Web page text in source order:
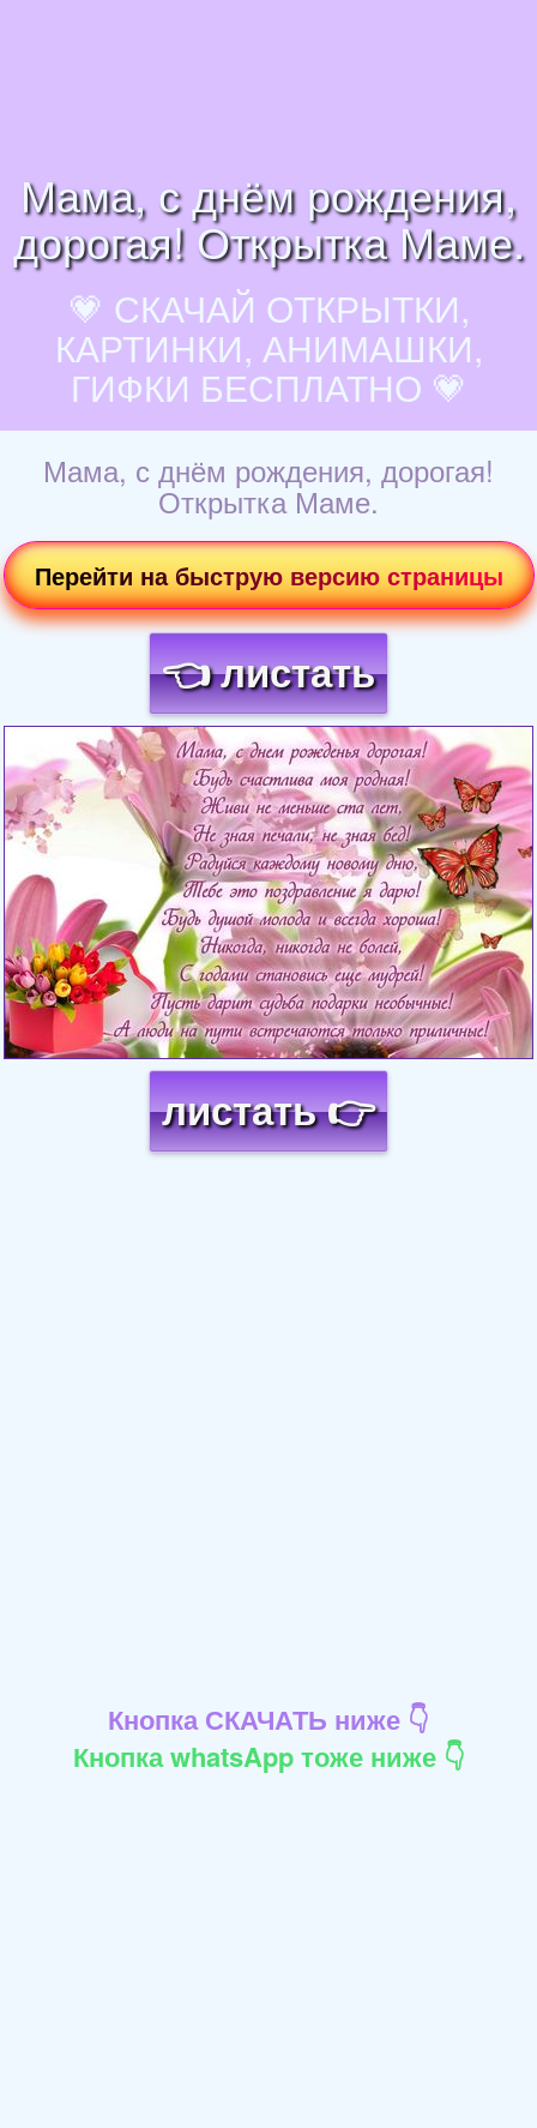
Мама, с днём рождения,
дорогая! Открытка Маме.
💗 СКАЧАЙ ОТКРЫТКИ,
КАРТИНКИ, АНИМАШКИ,
ГИФКИ БЕСПЛАТНО 💗
Мама, с днём рождения, дорогая!
Открытка Маме.
Перейти на быструю версию страницы
👈 листать
Загрузка картинки...
листать 👉
Кнопка СКАЧАТЬ ниже 👇
Кнопка whatsApp тоже ниже 👇